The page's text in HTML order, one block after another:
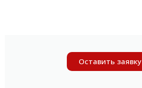
Оставить заявку